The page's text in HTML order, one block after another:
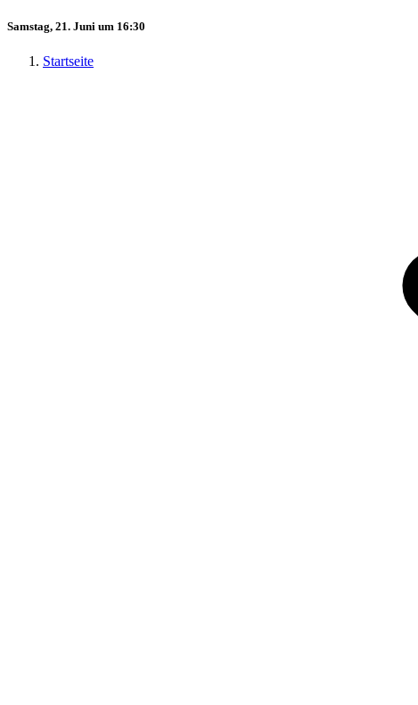
Samstag, 21. Juni um 16:30
Startseite